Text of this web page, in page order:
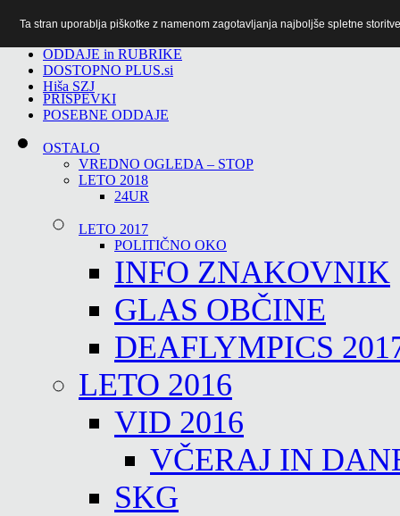
ODDAJE in RUBRIKE
DOSTOPNO PLUS.si
Hiša SZJ
PRISPEVKI
POSEBNE ODDAJE
OSTALO
VREDNO OGLEDA – STOP
LETO 2018
24UR
LETO 2017
POLITIČNO OKO
INFO ZNAKOVNIK
GLAS OBČINE
DEAFLYMPICS
LETO 2016
VID 2016
VČERAJ IN
SKG
Ta stran uporablja piškotke z namenom zagotavljanja najboljše spletne